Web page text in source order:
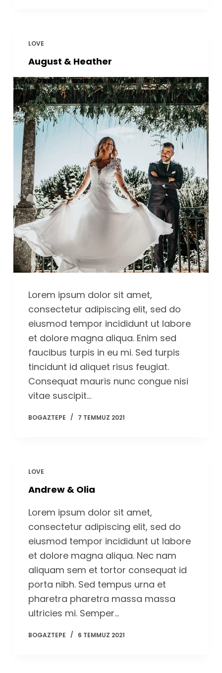
LOVE
August & Heather
Lorem ipsum dolor sit amet,
consectetur adipiscing elit, sed do
eiusmod tempor incididunt ut labore
et dolore magna aliqua. Enim sed
faucibus turpis in eu mi. Sed turpis
tincidunt id aliquet risus feugiat.
Consequat mauris nunc congue nisi
vitae suscipit…
BOGAZTEPE 7 TEMMUZ 2021
LOVE
Andrew & Olia
Lorem ipsum dolor sit amet,
consectetur adipiscing elit, sed do
eiusmod tempor incididunt ut labore
et dolore magna aliqua. Nec nam
aliquam sem et tortor consequat id
porta nibh. Sed tempus urna et
pharetra pharetra massa massa
ultricies mi. Semper…
BOGAZTEPE 6 TEMMUZ 2021